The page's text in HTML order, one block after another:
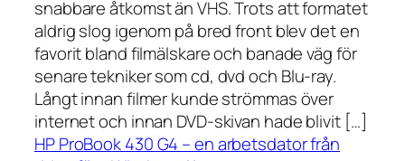
snabbare åtkomst än VHS. Trots att formatet
aldrig slog igenom på bred front blev det en
favorit bland filmälskare och banade väg för
senare tekniker som cd, dvd och Blu-ray.
Långt innan filmer kunde strömmas över
internet och innan DVD-skivan hade blivit […]
HP ProBook 430 G4 – en arbetsdator från